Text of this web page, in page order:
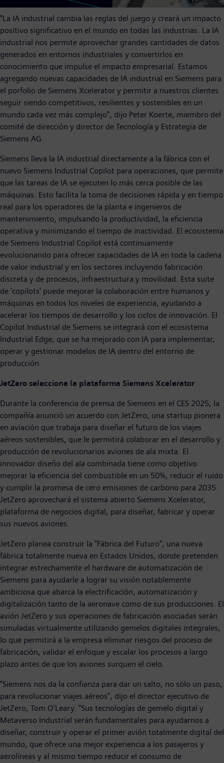
"La IA industrial cambia las reglas del juego y creará un impacto
positivo significativo en el mundo en todas las industrias. La IA
industrial nos permite aprovechar grandes cantidades de datos
generados en entornos industriales y convertirlos en
conocimiento que impulse el impacto empresarial. Estamos
agregando nuevas capacidades de IA industrial en Siemens para
el porfolio de Siemens Xcelerator y permitir a nuestros clientes
seguir siendo competitivos, resilientes y sostenibles en un
mundo cada vez más complejo", dijo Peter Koerte, miembro del
comité de dirección y director de Tecnología y Estrategia de
Siemens AG.
Siemens lleva la IA industrial directamente a la fábrica con el
nuevo Siemens Industrial Copilot para operaciones, que permite
que las tareas de IA se ejecuten lo más cerca posible de las
máquinas. Esto facilita la toma de decisiones rápida y en tiempo
real para los operadores de la planta e ingenieros de
mantenimiento, impulsando la productividad, la eficiencia
operativa y minimizando el tiempo de inactividad. El ecosistema
de Siemens Industrial Copilot está continuamente
evolucionando para ofrecer capacidades de IA en toda la cadena
de valor industrial y en los sectores incluyendo fabricación
discreta y de procesos, infraestructura y movilidad. Esta suite
de 'copilots' puede mejorar la colaboración entre humanos y
máquinas en todos los niveles de experiencia, ayudando a
acelerar los tiempos de desarrollo y los ciclos de innovación. El
Copilot Industrial de Siemens se integrará con el ecosistema
Industrial Edge, que se ha mejorado con IA para implementar,
operar y gestionar modelos de IA dentro del entorno de
producción.
JetZero selecciona la plataforma Siemens Xcelerator
Durante la conferencia de prensa de Siemens en el CES 2025, la
compañía anunció un acuerdo con JetZero, una startup pionera
en aviación que trabaja para diseñar el futuro de los viajes
aéreos sostenibles, que le permitirá colaborar en el desarrollo y
producción de revolucionarios aviones de ala mixta. El
innovador diseño del ala combinada tiene como objetivo
mejorar la eficiencia del combustible en un 50%, reducir el ruido
y cumplir la promesa de cero emisiones de carbono para 2035.
JetZero aprovechará el sistema abierto Siemens Xcelerator,
plataforma de negocios digital, para diseñar, fabricar y operar
sus nuevos aviones.
JetZero planea construir la "Fábrica del Futuro", una nueva
fábrica totalmente nueva en Estados Unidos, donde pretenden
integrar estrechamente el hardware de automatización de
Siemens para ayudarle a lograr su visión notablemente
ambiciosa que abarca la electrificación, automatización y
digitalización tanto de la aeronave como de sus producciones. El
avión JetZero y sus operaciones de fabricación asociadas serán
simuladas virtualmente utilizando gemelos digitales integrales,
lo que permitirá a la empresa eliminar riesgos del proceso de
fabricación, validar el enfoque y escalar los procesos a largo
plazo antes de que los aviones surquen el cielo.
"Siemens nos da la confianza para dar un salto, no sólo un paso,
para revolucionar viajes aéreos", dijo el director ejecutivo de
JetZero, Tom O'Leary. "Sus tecnologías de gemelo digital y
Metaverso Industrial serán fundamentales para ayudarnos a
diseñar, construir y operar el primer avión totalmente digital del
mundo, que ofrece una mejor experiencia a los pasajeros y
aerolíneas y al mismo tiempo reducir el consumo de